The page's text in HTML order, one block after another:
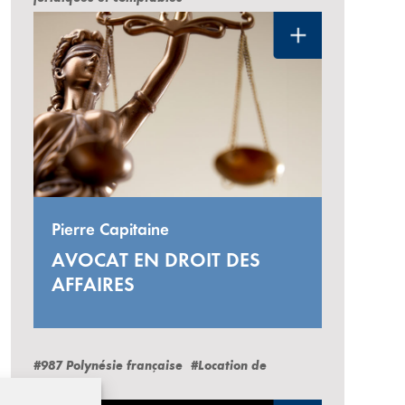
Pierre Capitaine
AVOCAT EN DROIT DES
AFFAIRES
#987 Polynésie française #Location de